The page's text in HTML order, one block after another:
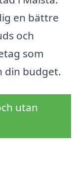
en bättre
och
som
din budget.
utan